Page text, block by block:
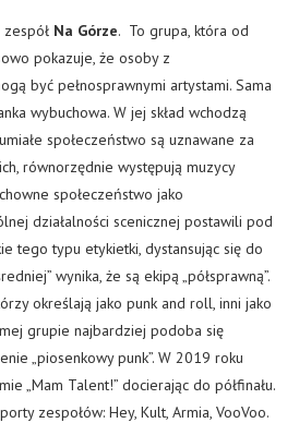
Na Górze. To grupa, która od
pokazuje, że osoby z
być pełnosprawnymi artystami. Sama
wybuchowa. W jej skład wchodzą
społeczeństwo są uznawane za
równorzędnie występują muzycy
społeczeństwo jako
działalności scenicznej postawili pod
tego typu etykietki, dystansując się do
wynika, że są ekipą „półsprawną”.
określają jako punk and roll, inni jako
grupie najbardziej podoba się
„piosenkowy punk”. W 2019 roku
„Mam Talent!” docierając do półfinału.
zespołów: Hey, Kult, Armia, VooVoo.